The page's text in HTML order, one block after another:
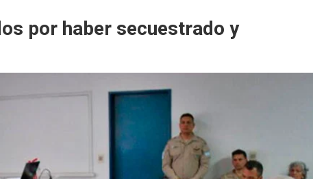
por haber secuestrado y